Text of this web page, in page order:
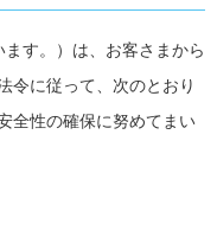
す。）は、お客さまから
令に従って、次のとおり
全性の確保に努めてまい